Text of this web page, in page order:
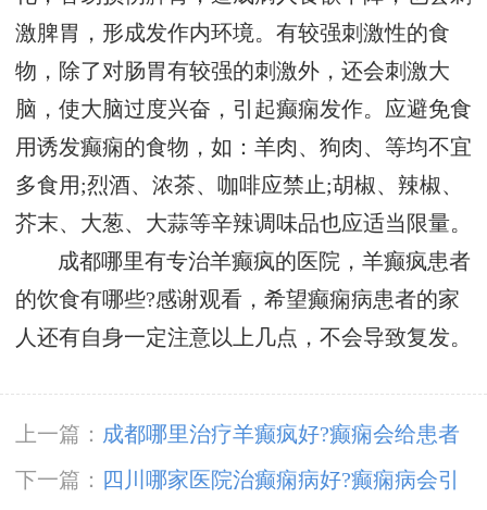
激脾胃，形成发作内环境。有较强刺激性的食
物，除了对肠胃有较强的刺激外，还会刺激大
脑，使大脑过度兴奋，引起癫痫发作。应避免食
用诱发癫痫的食物，如：羊肉、狗肉、等均不宜
多食用;烈酒、浓茶、咖啡应禁止;胡椒、辣椒、
芥末、大葱、大蒜等辛辣调味品也应适当限量。
成都哪里有专治羊癫疯的医院，羊癫疯患者
的饮食有哪些?感谢观看，希望癫痫病患者的家
人还有自身一定注意以上几点，不会导致复发。
上一篇： 成都哪里治疗羊癫疯好?癫痫会给患者
造成哪些伤害?
下一篇：
四川哪家医院治癫痫病好?癫痫病会引